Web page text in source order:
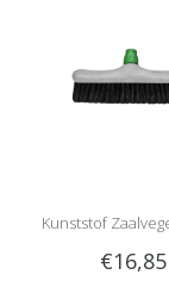
Kunststof
Gemengd
€16,85